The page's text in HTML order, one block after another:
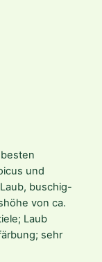
und
buschig-
von ca.
Laub
sehr